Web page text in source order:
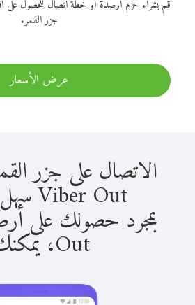
قم بشراء حزم أرصدة أو خطة اتصال للحصول على
جزر القمر.
عرض الأسعار
الاتصال على جزر
Viber Out سهل للغاية.
Out، يمكنك: